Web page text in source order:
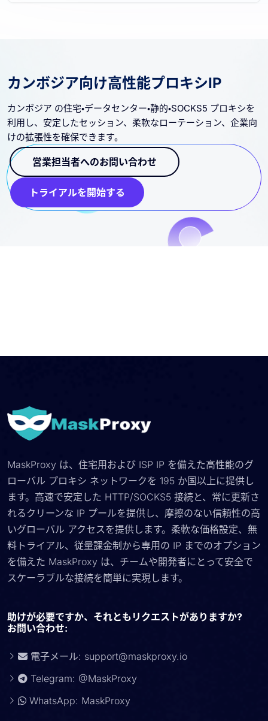
カンボジア向け高性能プロキシIP
カンボジア の住宅・データセンター・静的・SOCKS5 プロキシを
利用し、安定したセッション、柔軟なローテーション、企業向
けの拡張性を確保できます。
営業担当者へのお問い合わせ
トライアルを開始する
MaskProxy は、住宅用および ISP IP を備えた高性能のグ
ローバル プロキシ ネットワークを 195 か国以上に提供し
ます。高速で安定した HTTP/SOCKS5 接続と、常に更新さ
れるクリーンな IP プールを提供し、摩擦のない信頼性の高
いグローバル アクセスを提供します。柔軟な価格設定、無
料トライアル、従量課金制から専用の IP までのオプション
を備えた MaskProxy は、チームや開発者にとって安全で
スケーラブルな接続を簡単に実現します。
助けが必要ですか、それともリクエストがありますか?
お問い合わせ:
電子メール: support@maskproxy.io
Telegram: @MaskProxy
WhatsApp: MaskProxy